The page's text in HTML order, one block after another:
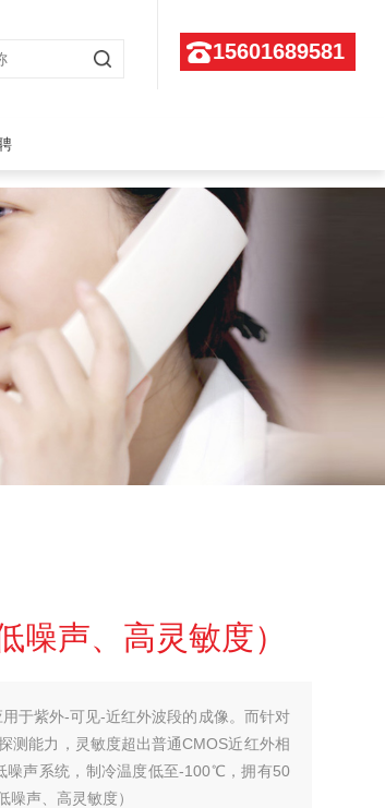
15601689581
噪声、高灵敏度）
于紫外-可见-近红外波段的成像。而针对
测能力，灵敏度超出普通CMOS近红外相
噪声系统，制冷温度低至-100℃，拥有50
声、高灵敏度）